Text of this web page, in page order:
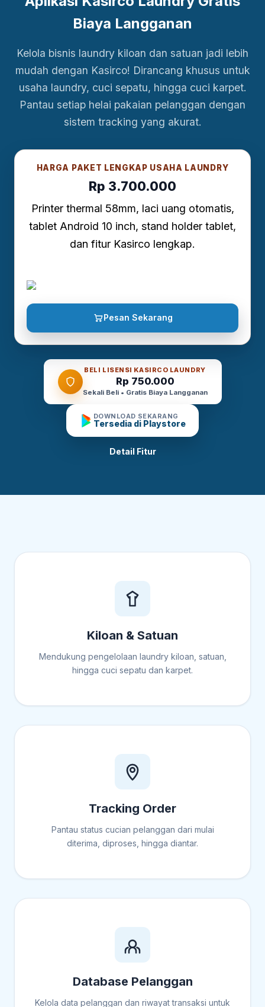
Biaya Langganan
Kelola bisnis laundry kiloan dan satuan jadi lebih
mudah dengan Kasirco! Dirancang khusus untuk
usaha laundry, cuci sepatu, hingga cuci karpet.
Pantau setiap helai pakaian pelanggan dengan
sistem tracking yang akurat.
HARGA PAKET LENGKAP USAHA LAUNDRY
Rp 3.700.000
Printer thermal 58mm, laci uang otomatis,
tablet Android 10 inch, stand holder tablet,
dan fitur Kasirco lengkap.
Pesan Sekarang
BELI LISENSI KASIRCO LAUNDRY
Rp 750.000
Sekali Beli • Gratis Biaya Langganan
DOWNLOAD SEKARANG
Tersedia di Playstore
Detail Fitur
Kiloan & Satuan
Mendukung pengelolaan laundry kiloan, satuan,
hingga cuci sepatu dan karpet.
Tracking Order
Pantau status cucian pelanggan dari mulai
diterima, diproses, hingga diantar.
Database Pelanggan
Kelola data pelanggan dan riwayat transaksi untuk